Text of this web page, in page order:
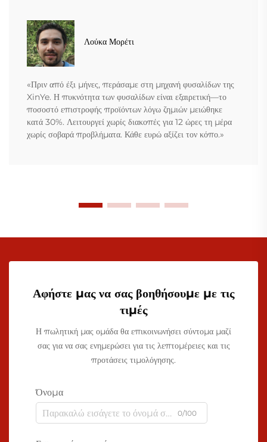
Λούκα Μορέτι
«Πριν από έξι μήνες, περάσαμε στη μηχανή φυσαλίδων της
XinYe. Η πυκνότητα των φυσαλίδων είναι εξαιρετική—το
ποσοστό επιστροφής προϊόντων λόγω ζημιών μειώθηκε
κατά 30%. Λειτουργεί χωρίς διακοπές για 12 ώρες τη μέρα
χωρίς σοβαρά προβλήματα. Κάθε ευρώ αξίζει τον κόπο.»
Αφήστε μας να σας βοηθήσουμε με τις
τιμές
Η πωλητική μας ομάδα θα επικοινωνήσει σύντομα μαζί
σας για να σας ενημερώσει για τις λεπτομέρειες και τις
προτάσεις τιμολόγησης.
Όνομα
0/100